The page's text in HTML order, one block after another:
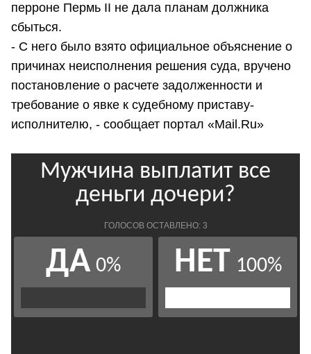
перроне Пермь II не дала планам должника
сбыться.
- С него было взято официальное объяснение о
причинах неисполнения решения суда, вручено
постановление о расчете задолженности и
требование о явке к судебному приставу-
исполнителю, - сообщает портал «Mail.Ru»